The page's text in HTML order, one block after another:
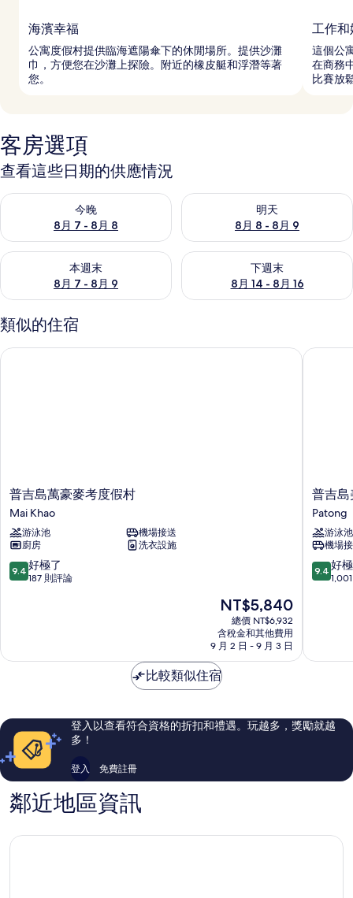
海濱幸福
公寓度假村提供臨海遮陽傘下的休閒場所。提供沙灘
巾，方便您在沙灘上探險。附近的橡皮艇和浮潛等著
您。
工作
這個公
在商務
比賽放
客房選項
查看這些日期的供應情況
今晚
8月 7 - 8月 8
查看今晚 (8月 7 - 8月 8) 的供應情況
明天
8月 8 - 8月 9
查看明天 (8月 8 - 8月 9) 的供
本週末
8月 7 - 8月 9
查看本週末 (8月 7 - 8月 9) 的供應情況
下週末
8月 14 - 8月 16
查看下週末 (8月 14 - 8月 16)
類似的住宿
普
吉
島
萬
豪
麥
考
普吉島萬豪麥考度假村
Mai Khao
游泳池
機場接送
廚房
洗衣設施
9.4
分，
極
評
論
9.4 好極了
187 則評論
現
價
格
為
NT$5,840
NT$5,840
總價 NT$6,932
含稅金和其他費用
9 月 2 日 - 9 月 3 日
普吉島萬豪麥考度假村
普
吉
島
美
林
海
灘
店
普吉島
Patong
游泳池
機場
9.4
分，
極
評
論
9.4 好
普吉島
比較類似住宿
登入以查看符合資格的折扣和禮遇。玩越多，獎勵就越
多！
登入 免費註冊
鄰近地區資訊